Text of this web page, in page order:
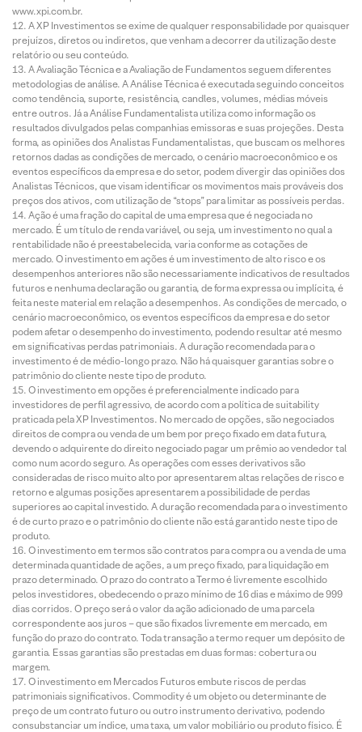
www.xpi.com.br.
A XP Investimentos se exime de qualquer responsabilidade por quaisquer
prejuízos, diretos ou indiretos, que venham a decorrer da utilização deste
relatório ou seu conteúdo.
A Avaliação Técnica e a Avaliação de Fundamentos seguem diferentes
metodologias de análise. A Análise Técnica é executada seguindo conceitos
como tendência, suporte, resistência, candles, volumes, médias móveis
entre outros. Já a Análise Fundamentalista utiliza como informação os
resultados divulgados pelas companhias emissoras e suas projeções. Desta
forma, as opiniões dos Analistas Fundamentalistas, que buscam os melhores
retornos dadas as condições de mercado, o cenário macroeconômico e os
eventos específicos da empresa e do setor, podem divergir das opiniões dos
Analistas Técnicos, que visam identificar os movimentos mais prováveis dos
preços dos ativos, com utilização de “stops” para limitar as possíveis perdas.
Ação é uma fração do capital de uma empresa que é negociada no
mercado. É um título de renda variável, ou seja, um investimento no qual a
rentabilidade não é preestabelecida, varia conforme as cotações de
mercado. O investimento em ações é um investimento de alto risco e os
desempenhos anteriores não são necessariamente indicativos de resultados
futuros e nenhuma declaração ou garantia, de forma expressa ou implícita, é
feita neste material em relação a desempenhos. As condições de mercado, o
cenário macroeconômico, os eventos específicos da empresa e do setor
podem afetar o desempenho do investimento, podendo resultar até mesmo
em significativas perdas patrimoniais. A duração recomendada para o
investimento é de médio-longo prazo. Não há quaisquer garantias sobre o
patrimônio do cliente neste tipo de produto.
O investimento em opções é preferencialmente indicado para
investidores de perfil agressivo, de acordo com a política de suitability
praticada pela XP Investimentos. No mercado de opções, são negociados
direitos de compra ou venda de um bem por preço fixado em data futura,
devendo o adquirente do direito negociado pagar um prêmio ao vendedor tal
como num acordo seguro. As operações com esses derivativos são
consideradas de risco muito alto por apresentarem altas relações de risco e
retorno e algumas posições apresentarem a possibilidade de perdas
superiores ao capital investido. A duração recomendada para o investimento
é de curto prazo e o patrimônio do cliente não está garantido neste tipo de
produto.
O investimento em termos são contratos para compra ou a venda de uma
determinada quantidade de ações, a um preço fixado, para liquidação em
prazo determinado. O prazo do contrato a Termo é livremente escolhido
pelos investidores, obedecendo o prazo mínimo de 16 dias e máximo de 999
dias corridos. O preço será o valor da ação adicionado de uma parcela
correspondente aos juros – que são fixados livremente em mercado, em
função do prazo do contrato. Toda transação a termo requer um depósito de
garantia. Essas garantias são prestadas em duas formas: cobertura ou
margem.
O investimento em Mercados Futuros embute riscos de perdas
patrimoniais significativos. Commodity é um objeto ou determinante de
preço de um contrato futuro ou outro instrumento derivativo, podendo
consubstanciar um índice, uma taxa, um valor mobiliário ou produto físico. É